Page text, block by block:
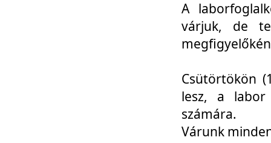
A
várjuk, de
Csütörtökön
lesz, a labor
számára.
Várunk